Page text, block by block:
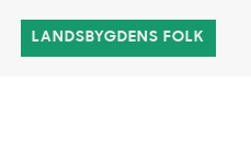
LANDSBYGDENS FOLK